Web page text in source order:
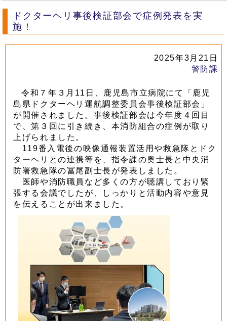
ドクターヘリ事後検証部会で症例発表を実
施！
2025年3月21日
警防課
令和７年３月11日、鹿児島市立病院にて「鹿児
島県ドクターヘリ運航調整委員会事後検証部会」
が開催されました。事後検証部会は今年度４回目
で、第３回に引き続き、本消防組合の症例が取り
上げられました。
119番入電後の映像通報装置活用や救急隊とドク
ターヘリとの連携等を、指令課の奥士長と中央消
防署救急隊の冨尾副士長が発表しました。
医師や消防職員など多くの方が聴講しており緊
張する会議でしたが、しっかりと活動内容や意見
を伝えることが出来ました。